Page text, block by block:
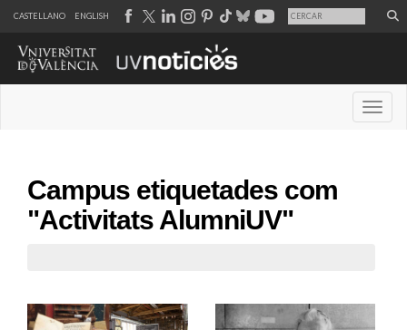
CASTELLANO ENGLISH
Campus etiquetades com
"Activitats AlumniUV"